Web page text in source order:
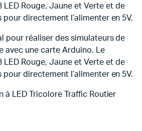
LED Rouge, Jaune et Verte et de
directement l’alimenter en 5V.
pour réaliser des simulateurs de
avec une carte Arduino. Le
LED Rouge, Jaune et Verte et de
directement l’alimenter en 5V.
à LED Tricolore Traffic Routier